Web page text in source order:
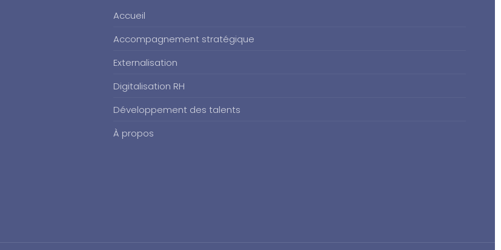
Accueil
Accompagnement stratégique
Externalisation
Digitalisation RH
Développement des talents
À propos